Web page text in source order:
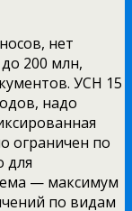
нет
200 млн,
УСН 15
надо
ограничен по
для
— максимум
по видам